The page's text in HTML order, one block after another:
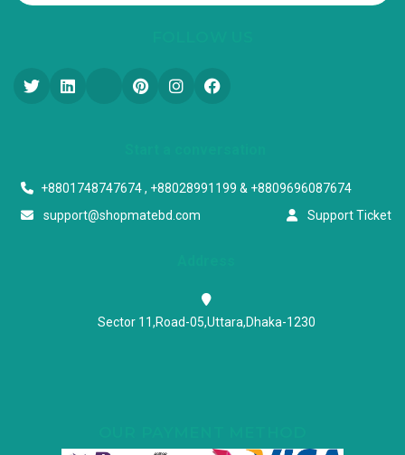
+8801748747674 , +88028991199 & +8809696087674
support@shopmatebd.com
Support Ticket
Sector 11,Road-05,Uttara,Dhaka-1230